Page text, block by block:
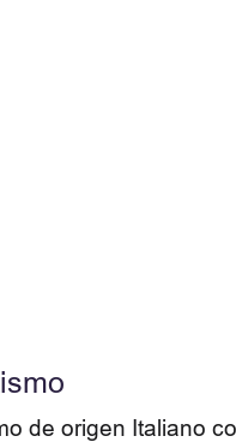
de origen Italiano